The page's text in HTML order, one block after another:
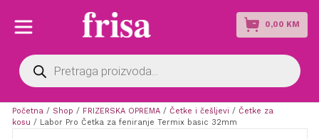
0,00 KM
Products
search
Početna / Shop / FRIZERSKA OPREMA/ Četke i češljevi / Četke za
kosu / Labor Pro Četka za feniranje Termix basic 32mm